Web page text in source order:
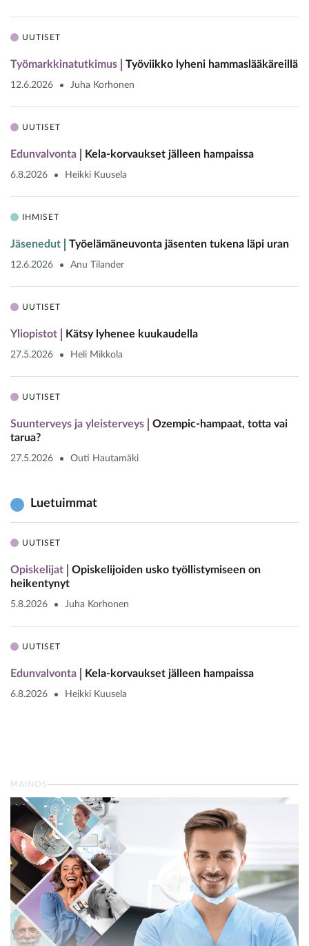
UUTISET
Työmarkkinatutkimus Työviikko lyheni hammaslääkäreillä
12.6.2026 Juha Korhonen
UUTISET
Edunvalvonta Kela-korvaukset jälleen hampaissa
6.8.2026 Heikki Kuusela
IHMISET
Jäsenedut Työelämäneuvonta jäsenten tukena läpi uran
12.6.2026 Anu Tilander
UUTISET
Yliopistot Kätsy lyhenee kuukaudella
27.5.2026 Heli Mikkola
UUTISET
Suunterveys ja yleisterveys
Ozempic-hampaat, totta vai
tarua?
27.5.2026 Outi Hautamäki
Luetuimmat
UUTISET
Opiskelijat
Opiskelijoiden usko työllistymiseen on
heikentynyt
5.8.2026 Juha Korhonen
UUTISET
Edunvalvonta Kela-korvaukset jälleen hampaissa
6.8.2026 Heikki Kuusela
MAINOS